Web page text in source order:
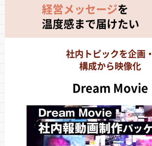
経営メッセージを
温度感まで届けたい
社内トピックを企画・
構成から映像化
Dream Movie